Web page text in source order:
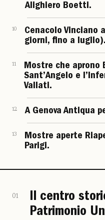
Alighiero Boetti.
10
Cenacolo Vinciano
giorni, fino a luglio).
11
Mostre che aprono
Sant’Angelo e
Vallati.
12 A Genova Antiqua
13
Mostre aperte
Parigi.
01
Il centro
Patrimonio